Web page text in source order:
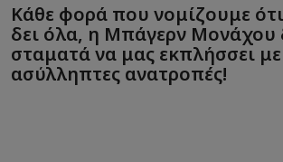
Κάθε φορά που νομίζουμε
δει όλα, η Μπάγερν Μονάχου
σταματά να μας εκπλήσσει με
ασύλληπτες ανατροπές!